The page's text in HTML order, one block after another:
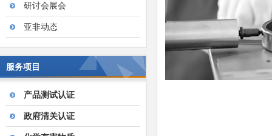
研讨会展会
亚非动态
服务项目
产品测试认证
政府清关认证